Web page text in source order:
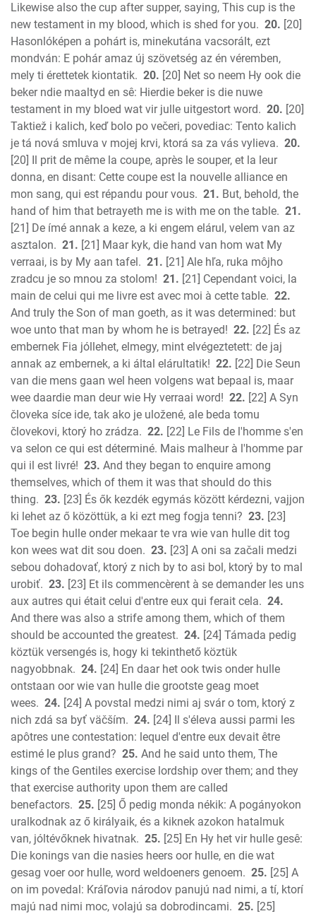
Likewise also the cup after supper, saying, This cup is the
new testament in my blood, which is shed for you. 20. [20]
Hasonlóképen a pohárt is, minekutána vacsorált, ezt
mondván: E pohár amaz új szövetség az én véremben,
mely ti érettetek kiontatik. 20. [20] Net so neem Hy ook die
beker ndie maaltyd en sê: Hierdie beker is die nuwe
testament in my bloed wat vir julle uitgestort word. 20. [20]
Taktiež i kalich, keď bolo po večeri, povediac: Tento kalich
je tá nová smluva v mojej krvi, ktorá sa za vás vylieva. 20.
[20] Il prit de même la coupe, après le souper, et la leur
donna, en disant: Cette coupe est la nouvelle alliance en
mon sang, qui est répandu pour vous. 21. But, behold, the
hand of him that betrayeth me is with me on the table. 21.
[21] De ímé annak a keze, a ki engem elárul, velem van az
asztalon. 21. [21] Maar kyk, die hand van hom wat My
verraai, is by My aan tafel. 21. [21] Ale hľa, ruka môjho
zradcu je so mnou za stolom! 21. [21] Cependant voici, la
main de celui qui me livre est avec moi à cette table. 22.
And truly the Son of man goeth, as it was determined: but
woe unto that man by whom he is betrayed! 22. [22] És az
embernek Fia jóllehet, elmegy, mint elvégeztetett: de jaj
annak az embernek, a ki által elárultatik! 22. [22] Die Seun
van die mens gaan wel heen volgens wat bepaal is, maar
wee daardie man deur wie Hy verraai word! 22. [22] A Syn
človeka síce ide, tak ako je uložené, ale beda tomu
človekovi, ktorý ho zrádza. 22. [22] Le Fils de l'homme s'en
va selon ce qui est déterminé. Mais malheur à l'homme par
qui il est livré! 23. And they began to enquire among
themselves, which of them it was that should do this
thing. 23. [23] És ők kezdék egymás között kérdezni, vajjon
ki lehet az ő közöttük, a ki ezt meg fogja tenni? 23. [23]
Toe begin hulle onder mekaar te vra wie van hulle dit tog
kon wees wat dit sou doen. 23. [23] A oni sa začali medzi
sebou dohadovať, ktorý z nich by to asi bol, ktorý by to mal
urobiť. 23. [23] Et ils commencèrent à se demander les uns
aux autres qui était celui d'entre eux qui ferait cela. 24.
And there was also a strife among them, which of them
should be accounted the greatest. 24. [24] Támada pedig
köztük versengés is, hogy ki tekinthető köztük
nagyobbnak. 24. [24] En daar het ook twis onder hulle
ontstaan oor wie van hulle die grootste geag moet
wees. 24. [24] A povstal medzi nimi aj svár o tom, ktorý z
nich zdá sa byť väčším. 24. [24] Il s'éleva aussi parmi les
apôtres une contestation: lequel d'entre eux devait être
estimé le plus grand? 25. And he said unto them, The
kings of the Gentiles exercise lordship over them; and they
that exercise authority upon them are called
benefactors. 25. [25] Ő pedig monda nékik: A pogányokon
uralkodnak az ő királyaik, és a kiknek azokon hatalmuk
van, jóltévőknek hivatnak. 25. [25] En Hy het vir hulle gesê:
Die konings van die nasies heers oor hulle, en die wat
gesag voer oor hulle, word weldoeners genoem. 25. [25] A
on im povedal: Kráľovia národov panujú nad nimi, a tí, ktorí
majú nad nimi moc, volajú sa dobrodincami. 25. [25]